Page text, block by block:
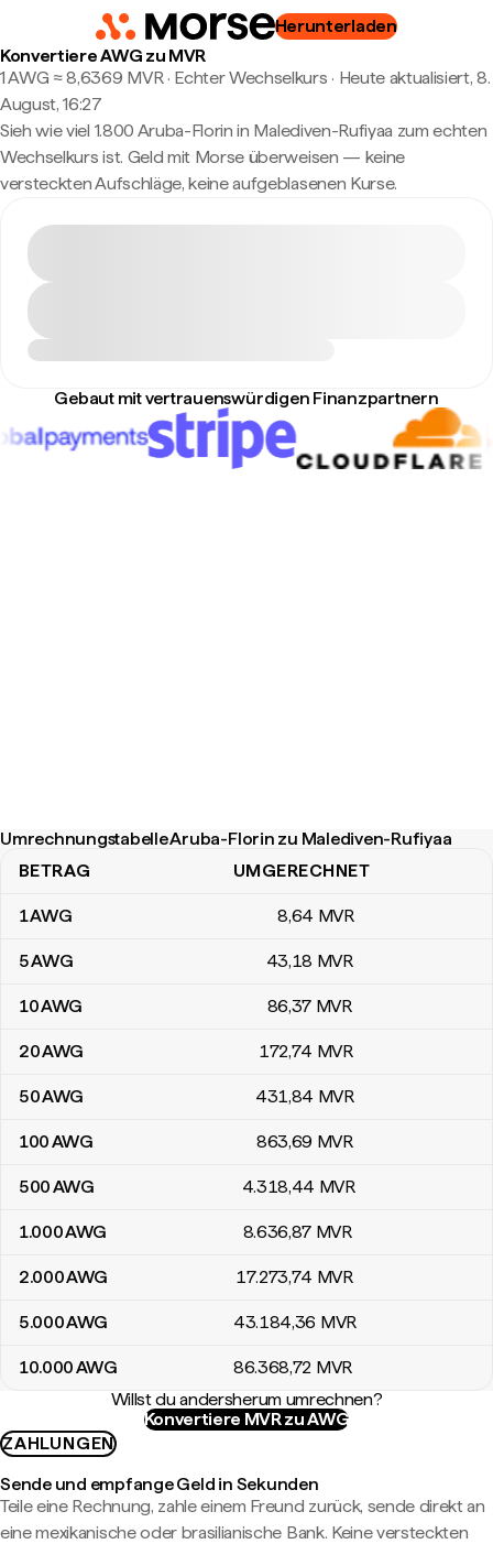
Herunterladen
Konvertiere AWG zu MVR
1 AWG ≈ 8,6369 MVR · Echter Wechselkurs · Heute aktualisiert, 8.
August, 16:27
Sieh wie viel 1.800 Aruba-Florin in Malediven-Rufiyaa zum echten
Wechselkurs ist. Geld mit Morse überweisen — keine
versteckten Aufschläge, keine aufgeblasenen Kurse.
Gebaut mit vertrauenswürdigen Finanzpartnern
Umrechnungstabelle Aruba-Florin zu Malediven-Rufiyaa
Umrechnungstabelle Aruba-Florin zu Malediven-Rufiyaa
BETRAG UMGERECHNET
1AWG 8,64 MVR
5AWG 43,18 MVR
10AWG 86,37 MVR
20AWG 172,74 MVR
50AWG 431,84 MVR
100AWG 863,69 MVR
500AWG 4.318,44 MVR
1.000AWG 8.636,87 MVR
2.000AWG 17.273,74 MVR
5.000AWG 43.184,36 MVR
10.000AWG 86.368,72 MVR
Willst du andersherum umrechnen?
Konvertiere MVR zu AWG
ZAHLUNGEN
Sende und empfange Geld in Sekunden
Teile eine Rechnung, zahle einem Freund zurück, sende direkt an
eine mexikanische oder brasilianische Bank. Keine versteckten